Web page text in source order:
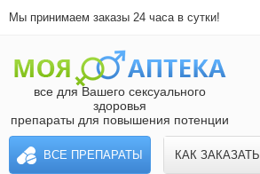
Мы принимаем заказы 24 часа в сутки!
все для Вашего сексуального
здоровья
препараты для повышения потенции
ВСЕ ПРЕПАРАТЫ КАК ЗАКАЗАТЬ